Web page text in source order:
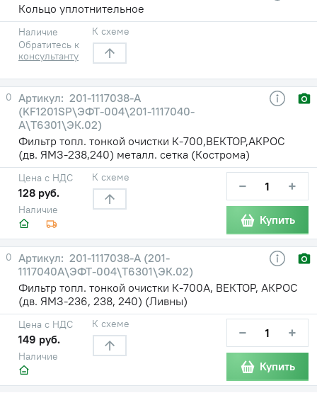
Кольцо уплотнительное
Наличие
Обратитесь к
консультанту
К схеме
0
201-1117038-А
(KF1201SP\ЭФТ-004\201-1117040-
А\Т6301\ЭК.02)
Фильтр топл. тонкой очистки К-700,ВЕКТОР,АКРОС
(дв. ЯМЗ-238,240) металл. сетка (Кострома)
Наличие
Цена с НДС
128 руб.
К схеме − +
Купить
0
201-1117038-А (201-
1117040А\ЭФТ-004\Т6301\ЭК.02)
Фильтр топл. тонкой очистки К-700А, ВЕКТОР, АКРОС
(дв. ЯМЗ-236, 238, 240) (Ливны)
Наличие
Цена с НДС
149 руб.
К схеме − +
Купить